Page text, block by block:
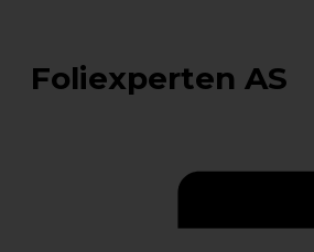
Foliexperten AS